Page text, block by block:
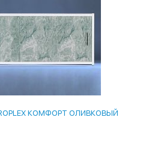
КОМФОРТ ОЛИВКОВЫЙ